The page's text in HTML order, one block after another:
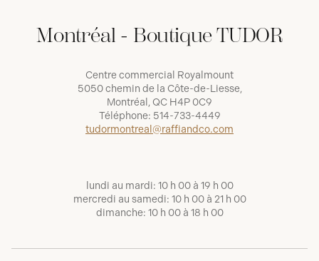
Montréal - Boutique TUDOR
Centre commercial Royalmount
5050 chemin de la Côte-de-Liesse,
Montréal, QC H4P 0C9
Téléphone: 514-733-4449
tudormontreal@raffiandco.com
lundi au mardi: 10 h 00 à 19 h 00
mercredi au samedi: 10 h 00 à 21 h 00
dimanche: 10 h 00 à 18 h 00